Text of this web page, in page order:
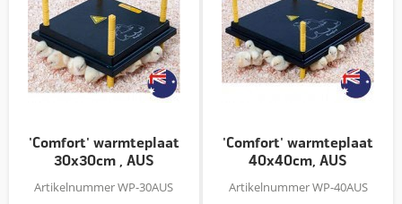
'Comfort' warmteplaat
30x30cm , AUS
Artikelnummer WP-30AUS
'Comfort' warmteplaat
40x40cm, AUS
Artikelnummer WP-40AUS